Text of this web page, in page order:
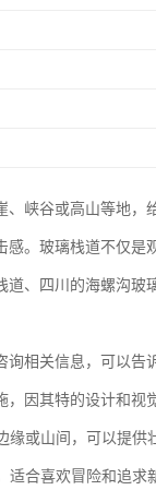
峡谷或高山等地
。玻璃栈道不仅是
、四川的海螺沟
相关信息，可以告
因其特的设计和视
或山间，可以提供
合喜欢冒险和追求